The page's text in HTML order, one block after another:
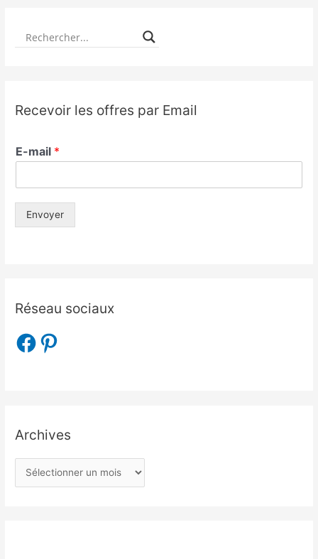
Recevoir les offres par Email
E-mail *
Envoyer
Réseau sociaux
Archives